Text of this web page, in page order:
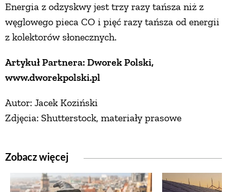
Energia z odzyskwy jest trzy razy tańsza niż z
węglowego pieca CO i pięć razy tańsza od energii
z kolektorów słonecznych.
Artykuł Partnera: Dworek Polski,
www.dworekpolski.pl
Autor: Jacek Koziński
Zdjęcia: Shutterstock, materiały prasowe
Zobacz więcej